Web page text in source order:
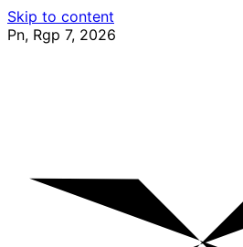
Skip to content
Pn, Rgp 7, 2026